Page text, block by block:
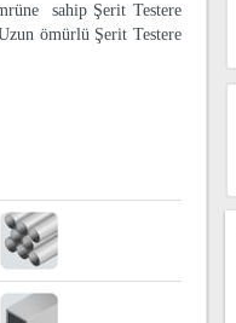
sahip Şerit Testere
ömürlü Şerit Testere